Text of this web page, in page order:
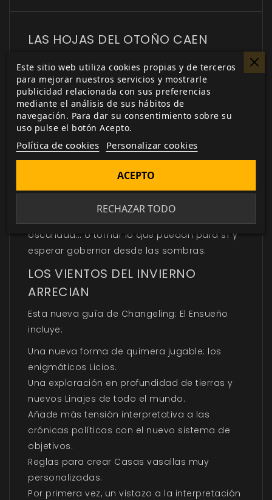
LAS HOJAS DEL OTOÑO CAEN
El Ensueño es un lugar inmenso y siempre
cambiante, especialmente en los turbulentos
tiempos de la Evanescencia. Nuevos sueños
toman forma al tiempo que los vientos del
Invierno aúllan al otro lado de las ventanas y
el Glamour lucha por traer luz y calor a un
mundo en el que los corazones se enfrían
incluso mientras asciende la temperatura.
tomar una peligrosa decisión: unirse y
oscuridad… o tomar lo que puedan para sí y
esperar gobernar desde las sombras.
LOS VIENTOS DEL INVIERNO
ARRECIAN
Esta nueva guía de Changeling: El Ensueño
incluye:
Una nueva forma de quimera jugable: los
enigmáticos Licios.
Una exploración en profundidad de tierras y
nuevos Linajes de todo el mundo.
Añade más tensión interpretativa a las
crónicas políticas con el nuevo sistema de
objetivos.
Reglas para crear Casas vasallas muy
personalizadas.
Por primera vez, un vistazo a la interpretación
Este sitio web utiliza cookies propias y de terceros
para mejorar nuestros servicios y mostrarle
publicidad relacionada con sus preferencias
mediante el análisis de sus hábitos de
navegación. Para dar su consentimiento sobre su
uso pulse el botón Acepto.
Política de cookies Personalizar cookies
RECHAZAR TODO
ACEPTO